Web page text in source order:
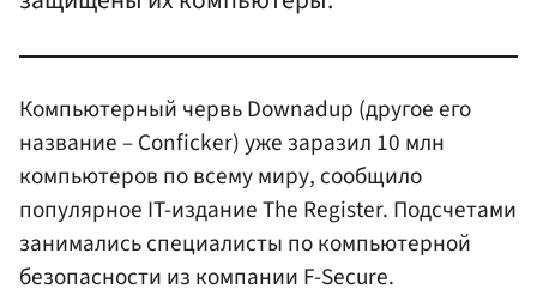
Компьютерный червь Downadup (другое его
название – Conficker) уже заразил 10 млн
компьютеров по всему миру, сообщило
популярное IT-издание The Register. Подсчетами
занимались специалисты по компьютерной
безопасности из компании F-Secure.